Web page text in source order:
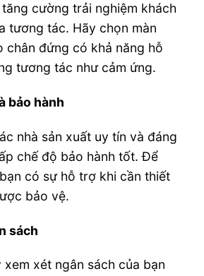
cường trải nghiệm khách
tương tác. Hãy chọn màn
chân đứng có khả năng hỗ
tương tác như cảm ứng.
bảo hành
nhà sản xuất uy tín và đáng
chế độ bảo hành tốt. Để
có sự hỗ trợ khi cần thiết
bảo vệ.
sách
xem xét ngân sách của bạn